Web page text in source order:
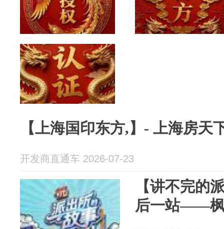
【上海国印东方,】- 上海房天
开发商直通车 2026-07-23
【讲不完的
后一站——